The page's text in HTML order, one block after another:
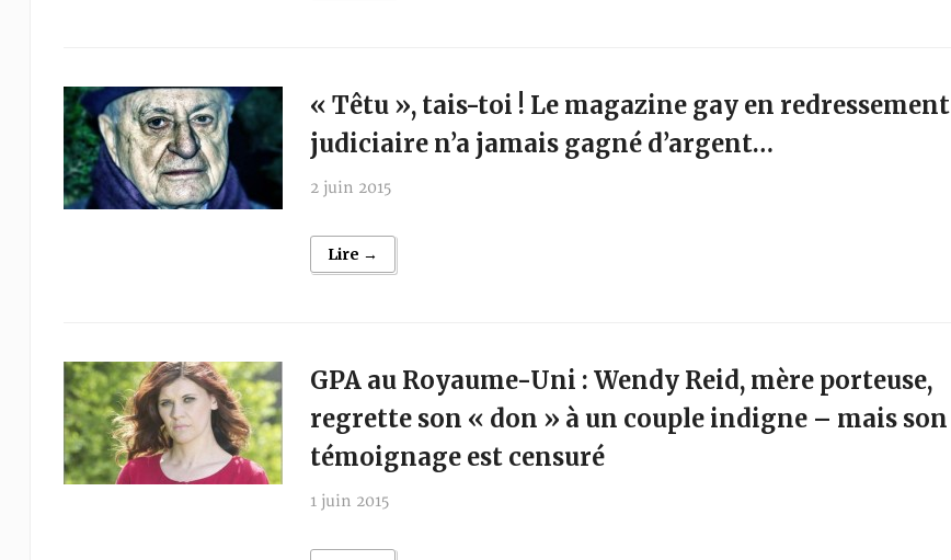
« Têtu », tais-toi ! Le magazine gay en redressement
judiciaire n’a jamais gagné d’argent…
2 juin 2015
Lire →
GPA au Royaume-Uni : Wendy Reid, mère porteuse,
regrette son « don » à un couple indigne – mais son
témoignage est censuré
1 juin 2015